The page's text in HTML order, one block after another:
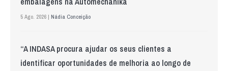
5 Ago. 2026 | Nádia Conceição
“A INDASA procura ajudar os seus clientes a
identificar oportunidades de melhoria ao longo de